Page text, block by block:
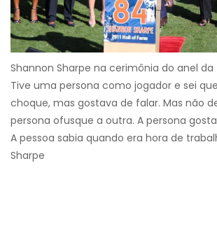
Shannon Sharpe na cerimônia do anel
Tive uma persona como jogador e sei
choque, mas gostava de falar. Mas não
persona ofusque a outra. A persona
A pessoa sabia quando era hora de
Sharpe